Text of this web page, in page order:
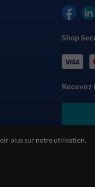
plus sur notre utilisation.
Shop
Recevez
En